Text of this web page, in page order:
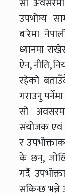
उपभोग्य
बारेमा
ध्यानमा
ऐन, नीति,
रहेको
गराउनु
सो
संयोजक एवं
र
के छन्,
गर्दै
सकिन्छ